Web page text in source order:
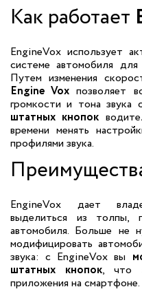
Как работает
EngineVox использует
системе автомобиля для
Путем изменения
Engine Vox позволяет
громкости и тона звука
штатных кнопок
времени менять
профилями звука.
EngineVox дает
выделиться из толпы,
автомобиля. Больше не
модифицировать
звука: с EngineVox вы
штатных кнопок, что
приложения на смартфоне.